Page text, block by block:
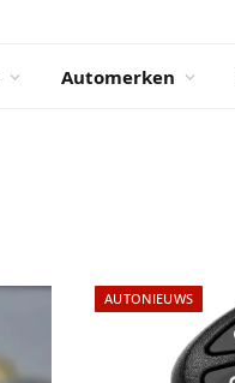
Automerken
AUTONIEUWS